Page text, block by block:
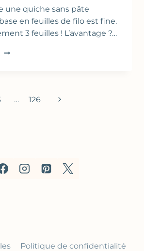
une quiche sans pâte
en feuilles de filo est fine.
3 feuilles ! L’avantage ?…
QUICHE
JAMBON
… 126
Page
Politique de confidentialité